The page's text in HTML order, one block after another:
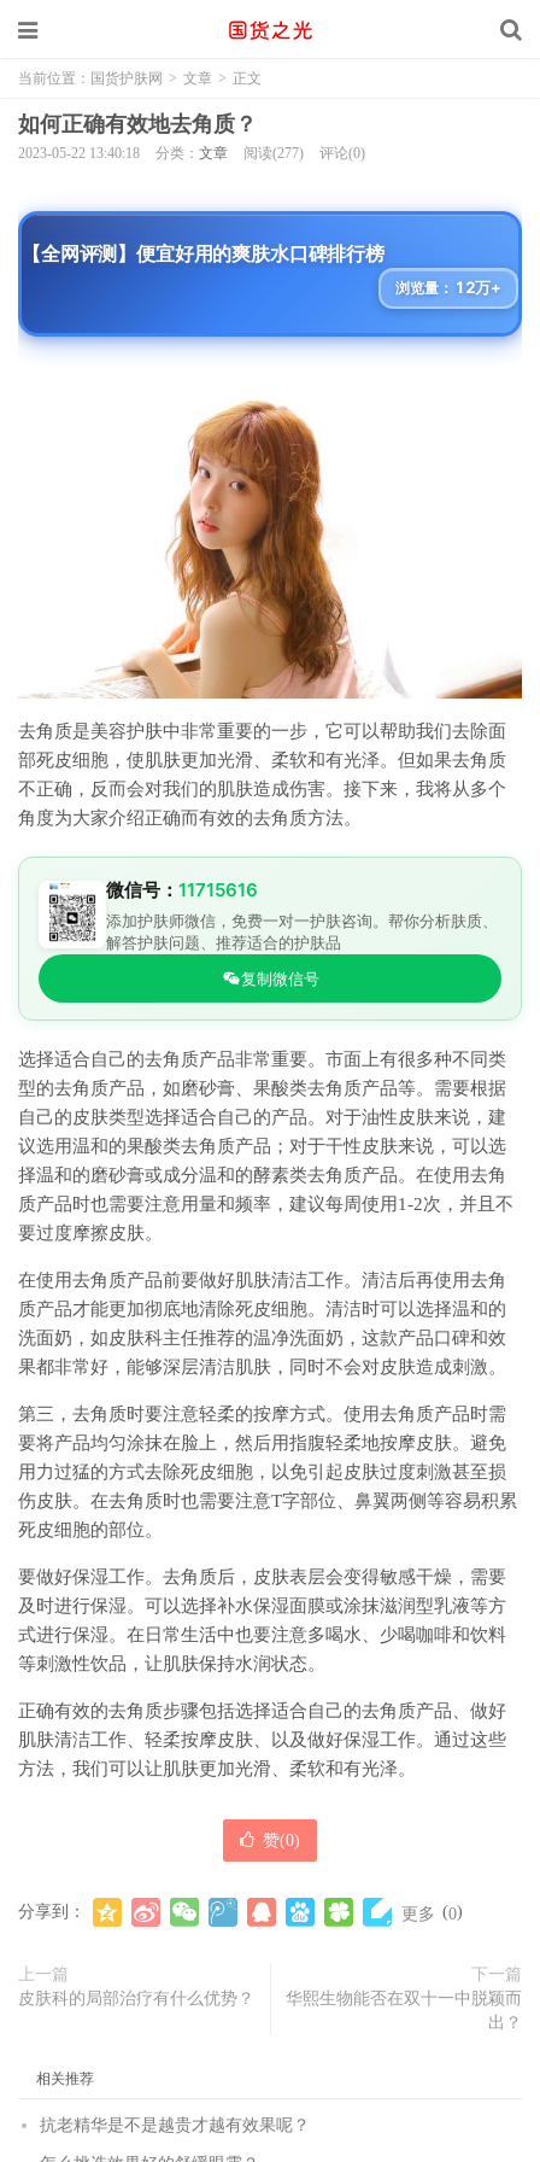
当前位置： 国货护肤网 > 文章 > 正文
如何正确有效地去角质？
2023-05-22 13:40:18 分类： 文章 阅读(277) 评论(0)
【全网评测】便宜好用的爽肤水口碑排行榜
浏览量： 12万+
去角质是美容护肤中非常重要的一步，它可以帮助我们去除面
部死皮细胞，使肌肤更加光滑、柔软和有光泽。但如果去角质
不正确，反而会对我们的肌肤造成伤害。接下来，我将从多个
角度为大家介绍正确而有效的去角质方法。
微信号： 11715616
添加护肤师微信，免费一对一护肤咨询。帮你分析肤质、
解答护肤问题、推荐适合的护肤品
复制微信号
选择适合自己的去角质产品非常重要。市面上有很多种不同类
型的去角质产品，如磨砂膏、果酸类去角质产品等。需要根据
自己的皮肤类型选择适合自己的产品。对于油性皮肤来说，建
议选用温和的果酸类去角质产品；对于干性皮肤来说，可以选
择温和的磨砂膏或成分温和的酵素类去角质产品。在使用去角
质产品时也需要注意用量和频率，建议每周使用1-2次，并且不
要过度摩擦皮肤。
在使用去角质产品前要做好肌肤清洁工作。清洁后再使用去角
质产品才能更加彻底地清除死皮细胞。清洁时可以选择温和的
洗面奶，如皮肤科主任推荐的温净洗面奶，这款产品口碑和效
果都非常好，能够深层清洁肌肤，同时不会对皮肤造成刺激。
第三，去角质时要注意轻柔的按摩方式。使用去角质产品时需
要将产品均匀涂抹在脸上，然后用指腹轻柔地按摩皮肤。避免
用力过猛的方式去除死皮细胞，以免引起皮肤过度刺激甚至损
伤皮肤。在去角质时也需要注意T字部位、鼻翼两侧等容易积累
死皮细胞的部位。
要做好保湿工作。去角质后，皮肤表层会变得敏感干燥，需要
及时进行保湿。可以选择补水保湿面膜或涂抹滋润型乳液等方
式进行保湿。在日常生活中也要注意多喝水、少喝咖啡和饮料
等刺激性饮品，让肌肤保持水润状态。
正确有效的去角质步骤包括选择适合自己的去角质产品、做好
肌肤清洁工作、轻柔按摩皮肤、以及做好保湿工作。通过这些
方法，我们可以让肌肤更加光滑、柔软和有光泽。
赞(0)
分享到： 更多 (0)
上一篇
皮肤科的局部治疗有什么优势？
下一篇
华熙生物能否在双十一中脱颖而
出？
相关推荐
抗老精华是不是越贵才越有效果呢？